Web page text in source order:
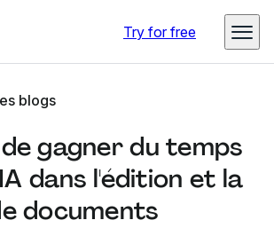
Try for free
blogs
gagner du temps
dans l'édition et la
documents